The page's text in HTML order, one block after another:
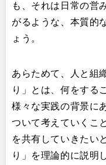
も、それは日常の営
がるような、本質的
ょう。
あらためて、人と組
り」とは、何をする
様々な実践の背景に
ついて考えていくこ
を共有していきたい
り」を理論的に説明